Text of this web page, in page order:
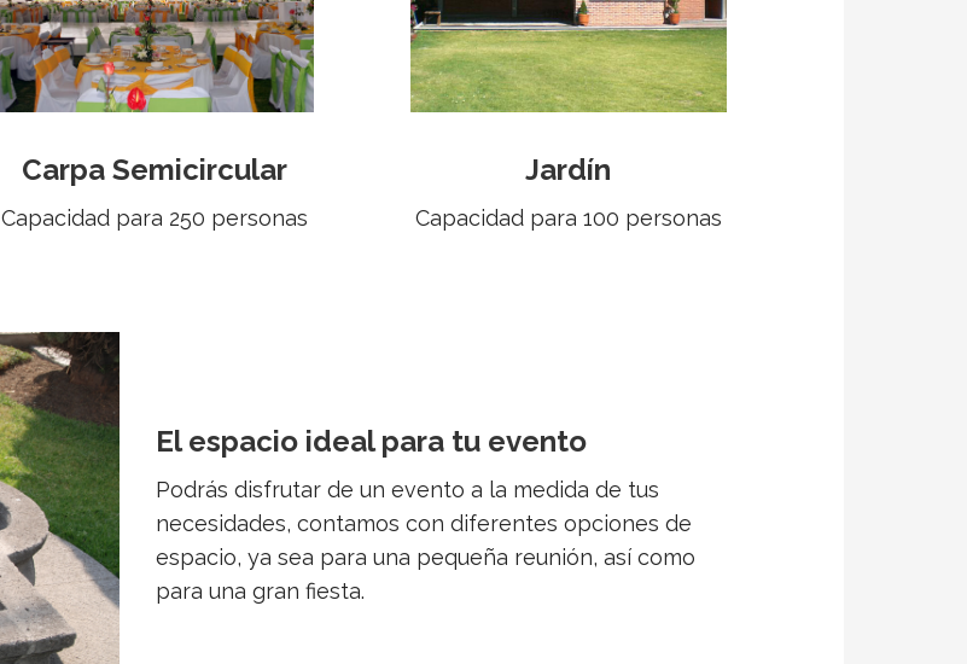
Carpa Semicircular
Capacidad para 250 personas
Jardín
Capacidad para 100 personas
El espacio ideal para tu evento
Podrás disfrutar de un evento a la medida de tus
necesidades, contamos con diferentes opciones de
espacio, ya sea para una pequeña reunión, así como
para una gran fiesta.